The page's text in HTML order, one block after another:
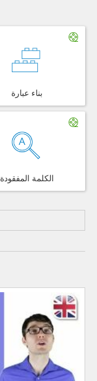
بناء عبارة
الكلمة المفقودة